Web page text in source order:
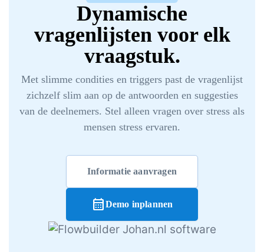
Dynamische
vragenlijsten voor elk
vraagstuk.
Met slimme condities en triggers past de vragenlijst
zichzelf slim aan op de antwoorden en suggesties
van de deelnemers. Stel alleen vragen over stress als
mensen stress ervaren.
Informatie aanvragen
calendar_monthDemo inplannen